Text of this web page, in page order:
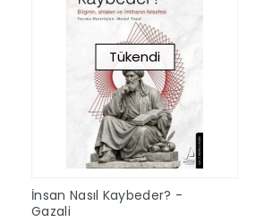
Tükendi
İnsan Nasıl Kaybeder? -
Gazali